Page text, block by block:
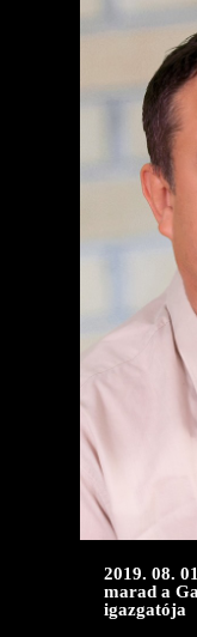
2019. 08.
marad a
igazgatója